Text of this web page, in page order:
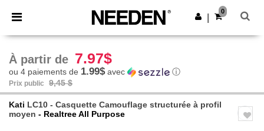
× Appli Needen
Meilleurs prix sur l’app !
Obtenir l'appli
0
À partir de 7.97$
ou 4 paiements de 1.99$avec ⓘ
Prix public 9,45 $
Kati LC10 - Casquette Camouflage structurée à profil
moyen - Realtree All Purpose